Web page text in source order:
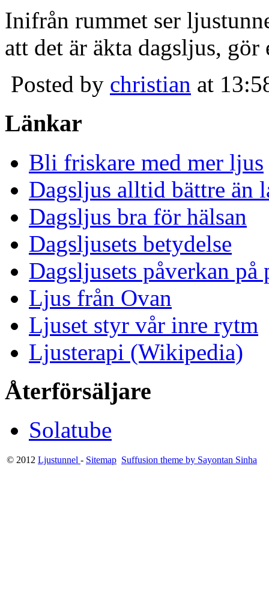
Inifrån rummet ser
att det är äkta dagsljus,
Posted by christian at
Länkar
Bli friskare med mer ljus
Dagsljus alltid bättre än
Dagsljus bra för hälsan
Dagsljusets betydelse
Dagsljusets påverkan på
Ljus från Ovan
Ljuset styr vår inre rytm
Ljusterapi (Wikipedia)
Återförsäljare
Solatube
© 2012 Ljustunnel - Sitemap Suffusion theme by Sayontan Sinha